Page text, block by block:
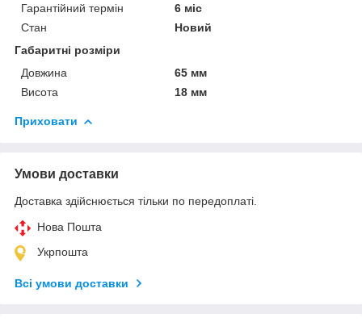
Гарантійний термін
6 міс
Стан
Новий
Габаритні розміри
Довжина
65 мм
Висота
18 мм
Приховати
Умови доставки
Доставка здійснюється тільки по передоплаті.
Нова Пошта
Укрпошта
Всі умови доставки